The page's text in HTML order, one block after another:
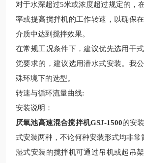
对于水深超过5米或浓度超过规定的，
率或提高搅拌机的工作转速，以确保
介质中达到搅拌效果。
在常规工况条件下，建议优先选用干
觉要求的，建议选用潜水式安装。我
殊环境下的选型。
转速与循环流量曲线:
安装说明：
厌氧池高速混合搅拌机GSJ-1500的安
式安装两种，不论何种安装形式均非常
湿式安装的搅拌机可通过吊机或起吊